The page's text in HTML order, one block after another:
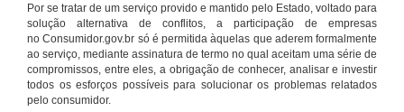
Por se tratar de um serviço provido e mantido pelo Estado, voltado para
solução alternativa de conflitos, a participação de empresas
no Consumidor.gov.br só é permitida àquelas que aderem formalmente
ao serviço, mediante assinatura de termo no qual aceitam uma série de
compromissos, entre eles, a obrigação de conhecer, analisar e investir
todos os esforços possíveis para solucionar os problemas relatados
pelo consumidor.